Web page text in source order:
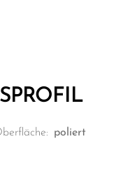
poliert